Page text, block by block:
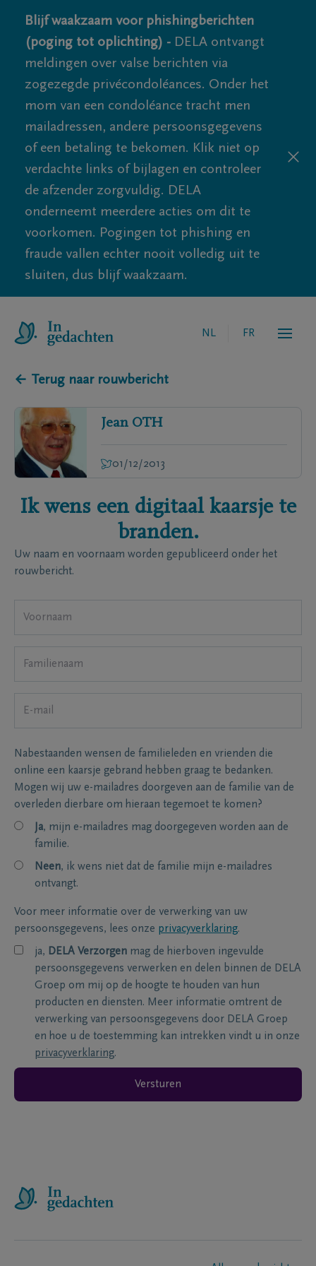
Blijf waakzaam voor phishingberichten
(poging tot oplichting) - DELA ontvangt
meldingen over valse berichten via
zogezegde privécondoléances. Onder het
mom van een condoléance tracht men
mailadressen, andere persoonsgegevens
of een betaling te bekomen. Klik niet op
verdachte links of bijlagen en controleer
de afzender zorgvuldig. DELA
onderneemt meerdere acties om dit te
voorkomen. Pogingen tot phishing en
fraude vallen echter nooit volledig uit te
sluiten, dus blijf waakzaam.
NL FR
← Terug naar rouwbericht
Jean OTH
01/12/2013
Ik wens een digitaal kaarsje te
branden.
Uw naam en voornaam worden gepubliceerd onder het
rouwbericht.
Nabestaanden wensen de familieleden en vrienden die
online een kaarsje gebrand hebben graag te bedanken.
Mogen wij uw e-mailadres doorgeven aan de familie van de
overleden dierbare om hieraan tegemoet te komen?
Ja, mijn e-mailadres mag doorgegeven worden aan de
familie.
Neen, ik wens niet dat de familie mijn e-mailadres
ontvangt.
Voor meer informatie over de verwerking van uw
persoonsgegevens, lees onze privacyverklaring.
ja, DELA Verzorgen mag de hierboven ingevulde
persoonsgegevens verwerken en delen binnen de DELA
Groep om mij op de hoogte te houden van hun
producten en diensten. Meer informatie omtrent de
verwerking van persoonsgegevens door DELA Groep
en hoe u de toestemming kan intrekken vindt u in onze
privacyverklaring.
Versturen